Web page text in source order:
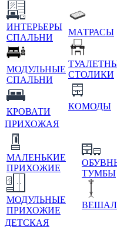
ИНТЕРЬЕРЫ
СПАЛЬНИ
МОДУЛЬНЫЕ
СПАЛЬНИ
КРОВАТИ
МАТРАСЫ
СТОЛИКИ
КОМОДЫ
ПРИХОЖАЯ
МАЛЕНЬКИЕ
ПРИХОЖИЕ
МОДУЛЬНЫЕ
ПРИХОЖИЕ
ТУМБЫ
ДЕТСКАЯ